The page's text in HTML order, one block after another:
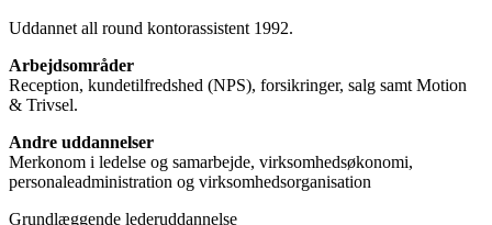
Uddannet all round kontorassistent 1992.
Arbejdsområder
Reception, kundetilfredshed (NPS), forsikringer, salg samt Motion
& Trivsel.
Andre uddannelser
Merkonom i ledelse og samarbejde, virksomhedsøkonomi,
personaleadministration og virksomhedsorganisation
Grundlæggende lederuddannelse